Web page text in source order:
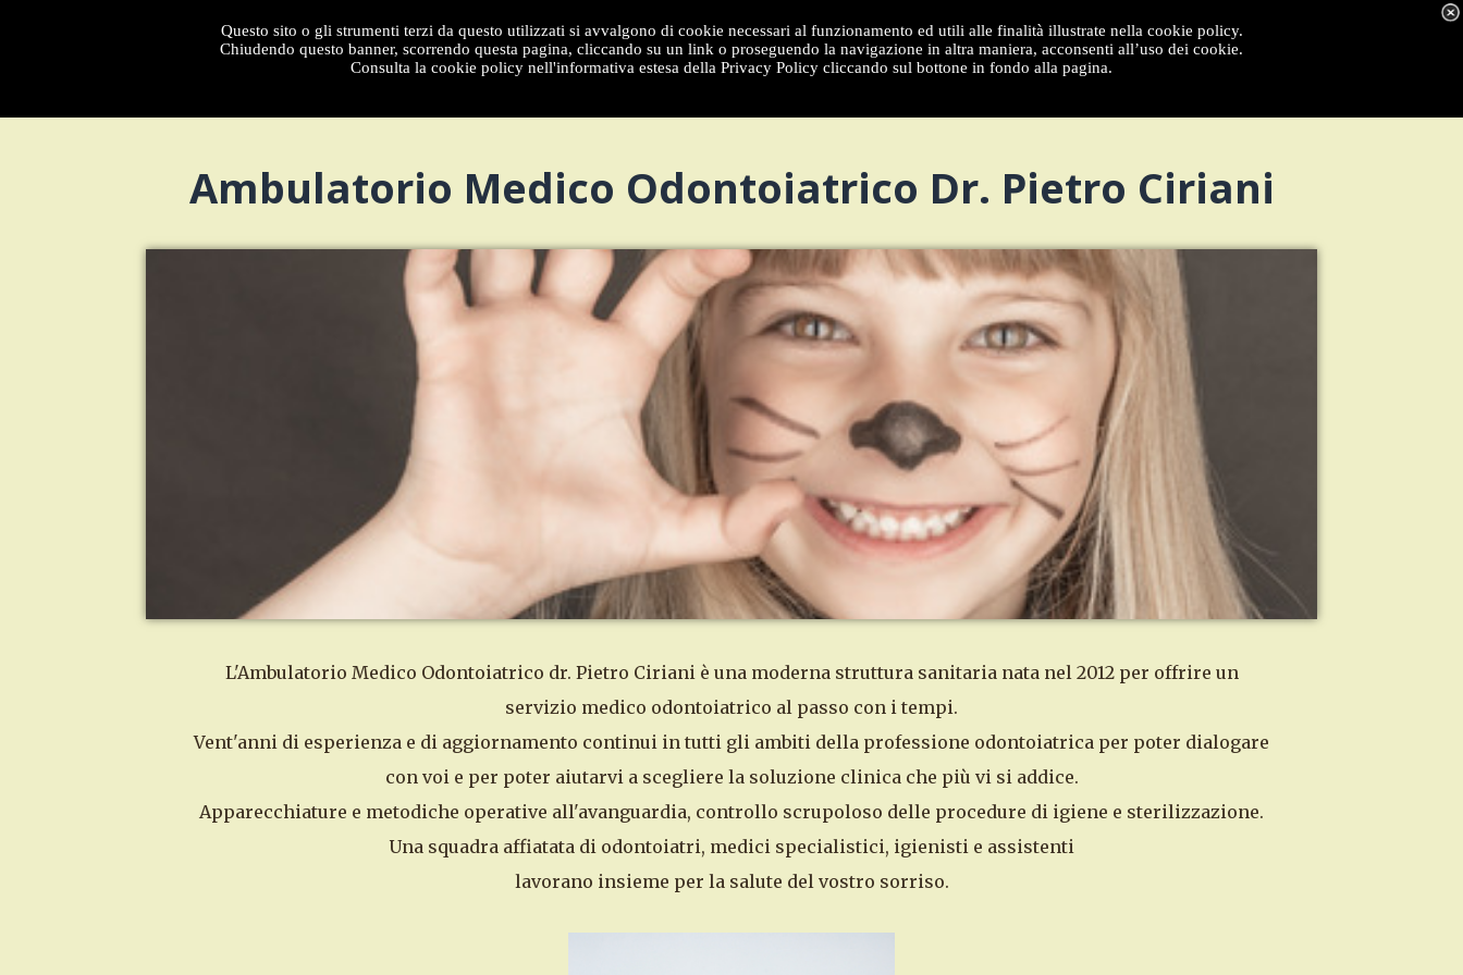
Questo sito o gli strumenti terzi da questo utilizzati si avvalgono di cookie necessari al funzionamento ed utili alle finalità illustrate nella cookie policy.
Chiudendo questo banner, scorrendo questa pagina, cliccando su un link o proseguendo la navigazione in altra maniera, acconsenti all’uso dei cookie.
Consulta la cookie policy nell'informativa estesa della Privacy Policy cliccando sul bottone in fondo alla pagina.
Ambulatorio Medico Odontoiatrico Dr. Pietro Ciriani
L'Ambulatorio Medico Odontoiatrico dr. Pietro Ciriani è una moderna struttura sanitaria nata nel 2012 per offrire un
servizio medico odontoiatrico al passo con i tempi.
Vent'anni di esperienza e di aggiornamento continui in tutti gli ambiti della professione odontoiatrica per poter dialogare
con voi e per poter aiutarvi a scegliere la soluzione clinica che più vi si addice.
Apparecchiature e metodiche operative all'avanguardia, controllo scrupoloso delle procedure di igiene e sterilizzazione.
Una squadra affiatata di odontoiatri, medici specialistici, igienisti e assistenti
lavorano insieme per la salute del vostro sorriso.